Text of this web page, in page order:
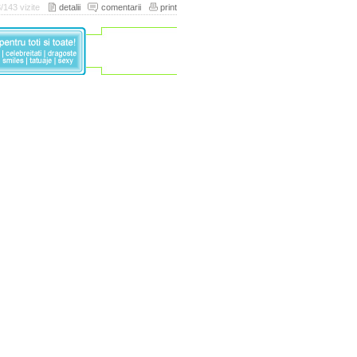
143 vizite detalii comentarii print